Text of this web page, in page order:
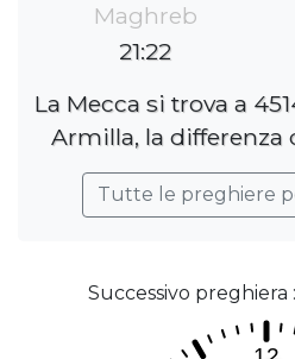
Maghreb
21:22
La Mecca si trova a
Armilla, la differenza
Tutte le preghiere
Successivo preghiera